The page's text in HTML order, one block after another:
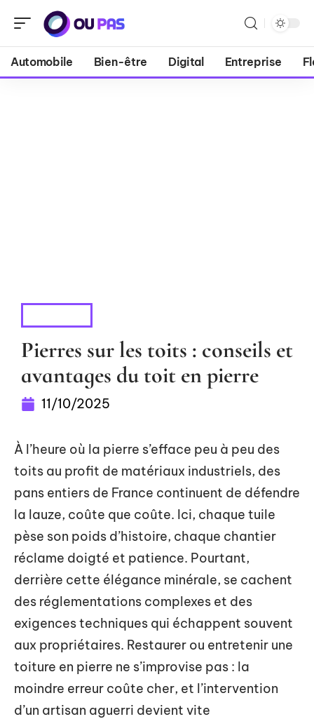
Automobile Bien-être Digital Entreprise
Pierres sur les toits : conseils et
avantages du toit en pierre
11/10/2025
À l’heure où la pierre s’efface peu à peu des
toits au profit de matériaux industriels, des
pans entiers de France continuent de défendre
la lauze, coûte que coûte. Ici, chaque tuile
pèse son poids d’histoire, chaque chantier
réclame doigté et patience. Pourtant,
derrière cette élégance minérale, se cachent
des réglementations complexes et des
exigences techniques qui échappent souvent
aux propriétaires. Restaurer ou entretenir une
toiture en pierre ne s’improvise pas : la
moindre erreur coûte cher, et l’intervention
d’un artisan aguerri devient vite